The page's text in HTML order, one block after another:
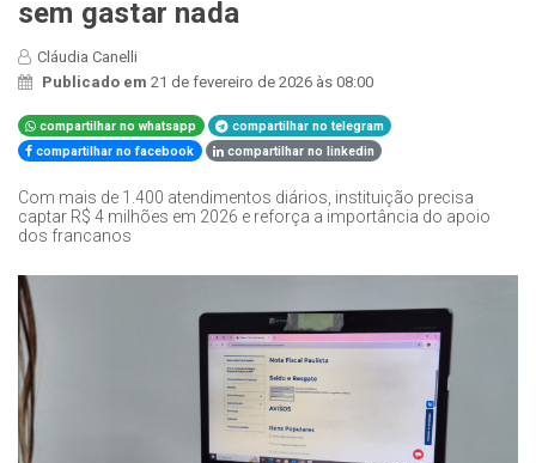
sem gastar nada
Cláudia Canelli
Publicado em 21 de fevereiro de 2026 às 08:00
compartilhar no whatsapp
compartilhar no telegram
compartilhar no facebook
compartilhar no linkedin
Com mais de 1.400 atendimentos diários, instituição precisa
captar R$ 4 milhões em 2026 e reforça a importância do apoio
dos francanos